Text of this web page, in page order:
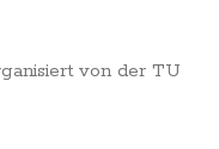
von der TU